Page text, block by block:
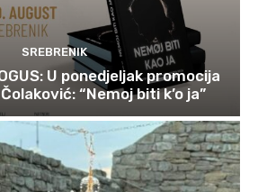
SREBRENIK
U ponedjeljak promocija
“Nemoj biti k’o ja”